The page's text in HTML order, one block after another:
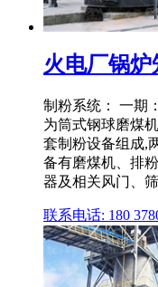
火电厂锅
制粉系统： 一期
为筒式钢球磨煤
套制粉设备组成,
备有磨煤机、排
器及相关风门、
联系电话: 180